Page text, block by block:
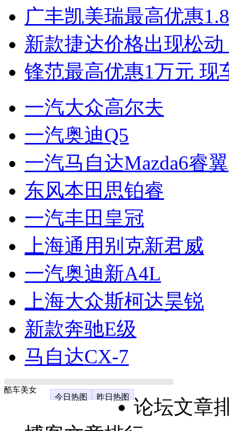
广丰凯美瑞最高优惠
新款捷达价格出现松
锋范最高优惠1万元 现
一汽大众高尔夫
一汽奥迪Q5
一汽马自达Mazda6睿翼
东风本田思铂睿
一汽丰田皇冠
上海通用别克新君威
一汽奥迪新A4L
上海大众斯柯达昊锐
新款奔驰E级
马自达CX-7
酷车美女
今日热图
昨日热图
论坛文章